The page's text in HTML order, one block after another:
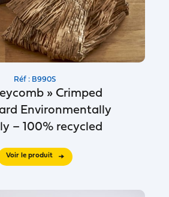
Réf : B990S
» Crimped
Environmentally
– 100% recycled
Voir le produit